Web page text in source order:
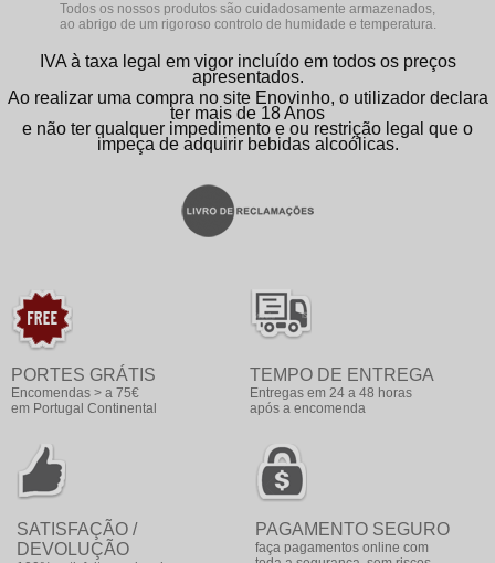
Todos os nossos produtos são cuidadosamente armazenados,
ao abrigo de um rigoroso controlo de humidade e temperatura.
IVA à taxa legal em vigor incluído em todos os preços
apresentados.
Ao realizar uma compra no site Enovinho, o utilizador declara
ter mais de 18 Anos
e não ter qualquer impedimento e ou restrição legal que o
impeça de adquirir bebidas alcoólicas.
PORTES GRÁTIS
Encomendas > a 75€
em Portugal Continental
TEMPO DE ENTREGA
Entregas em 24 a 48 horas
após a encomenda
SATISFAÇÃO /
DEVOLUÇÃO
PAGAMENTO SEGURO
faça pagamentos online com